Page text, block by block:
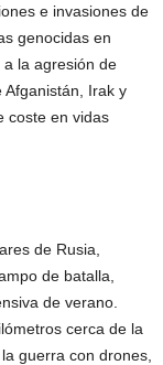
e invasiones de
genocidas en
la agresión de
Afganistán, Irak y
coste en vidas
de Rusia,
de batalla,
de verano.
cerca de la
guerra con drones,